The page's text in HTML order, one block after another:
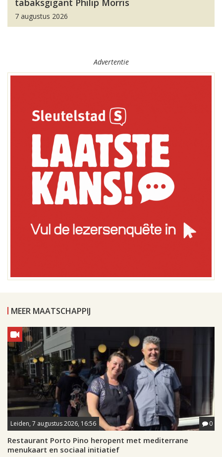
tabaksgigant Philip Morris
7 augustus 2026
Advertentie
MEER MAATSCHAPPIJ
Leiden, 7 augustus 2026, 16:56 0
Restaurant Porto Pino heropent met mediterrane
menukaart en sociaal initiatief